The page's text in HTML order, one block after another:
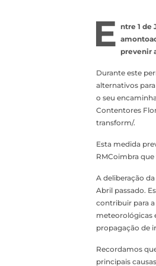
E ntre 1 de
prevenir
Durante este
alternativos
o seu
Contentores
transform/.
Esta medida
RMCoimbra
A deliberação
Abril passado.
contribuir para
meteorológicas
propagação de
Recordamos
principais